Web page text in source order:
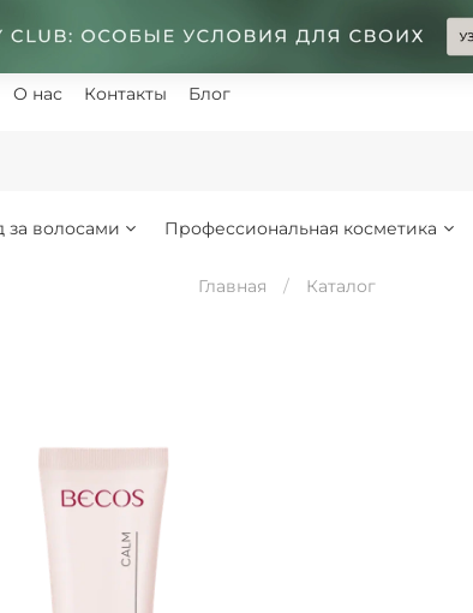
О нас Контакты Блог
за волосами Профессиональная косметика
Главная Каталог